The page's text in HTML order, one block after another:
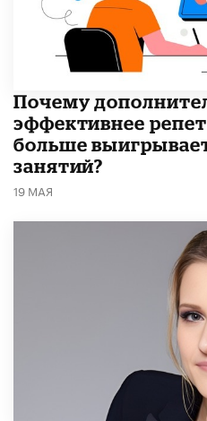
​Почему
эффективнее
больше
занятий?
19 МАЯ